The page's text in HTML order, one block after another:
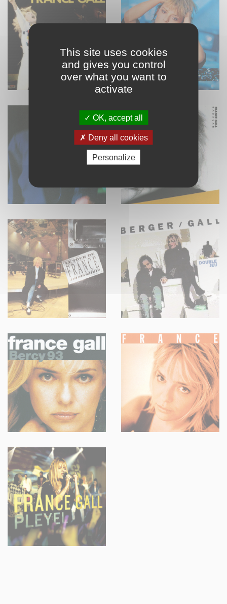
This site uses cookies
and gives you control
over what you want to
activate
OK, accept all
Deny all cookies
Personalize